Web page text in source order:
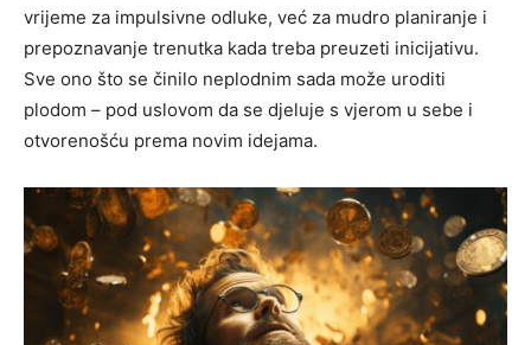
vrijeme za impulsivne odluke, već za mudro planiranje i
prepoznavanje trenutka kada treba preuzeti inicijativu.
Sve ono što se činilo neplodnim sada može uroditi
plodom – pod uslovom da se djeluje s vjerom u sebe i
otvorenošću prema novim idejama.